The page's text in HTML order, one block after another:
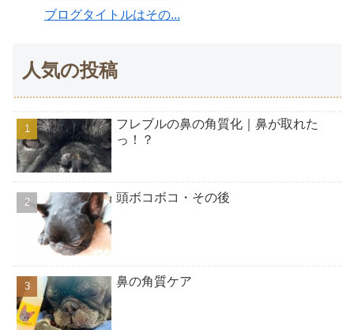
ブログタイトルはその...
人気の投稿
フレブルの鼻の角質化｜鼻が取れた
っ！？
頭ボコボコ・その後
鼻の角質ケア